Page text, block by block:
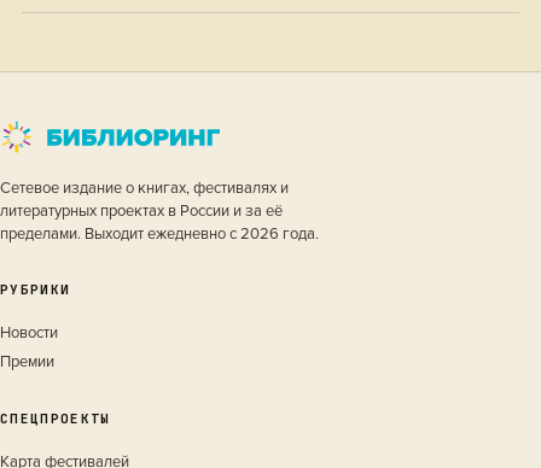
Сетевое издание о книгах, фестивалях и
литературных проектах в России и за её
пределами. Выходит ежедневно с 2026 года.
РУБРИКИ
Новости
Премии
СПЕЦПРОЕКТЫ
Карта фестивалей